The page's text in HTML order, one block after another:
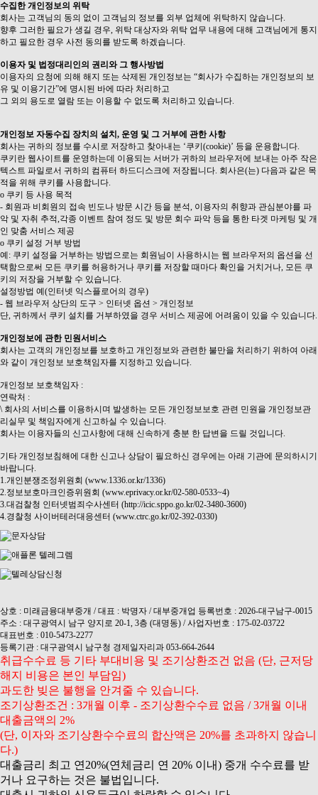
수집한 개인정보의 위탁
회사는 고객님의 동의 없이 고객님의 정보를 외부 업체에 위탁하지 않습니다.
향후 그러한 필요가 생길 경우, 위탁 대상자와 위탁 업무 내용에 대해 고객님에게 통지
하고 필요한 경우 사전 동의를 받도록 하겠습니다.
이용자 및 법정대리인의 권리와 그 행사방법
이용자의 요청에 의해 해지 또는 삭제된 개인정보는 “회사가 수집하는 개인정보의 보
유 및 이용기간”에 명시된 바에 따라 처리하고
그 외의 용도로 열람 또는 이용할 수 없도록 처리하고 있습니다.
개인정보 자동수집 장치의 설치, 운영 및 그 거부에 관한 사항
회사는 귀하의 정보를 수시로 저장하고 찾아내는 ‘쿠키(cookie)’ 등을 운용합니다.
쿠키란 웹사이트를 운영하는데 이용되는 서버가 귀하의 브라우저에 보내는 아주 작은
텍스트 파일로서 귀하의 컴퓨터 하드디스크에 저장됩니다. 회사은(는) 다음과 같은 목
적을 위해 쿠키를 사용합니다.
ο 쿠키 등 사용 목적
- 회원과 비회원의 접속 빈도나 방문 시간 등을 분석, 이용자의 취향과 관심분야를 파
악 및 자취 추적,각종 이벤트 참여 정도 및 방문 회수 파악 등을 통한 타겟 마케팅 및 개
인 맞춤 서비스 제공
ο 쿠키 설정 거부 방법
예: 쿠키 설정을 거부하는 방법으로는 회원님이 사용하시는 웹 브라우저의 옵션을 선
택함으로써 모든 쿠키를 허용하거나 쿠키를 저장할 때마다 확인을 거치거나, 모든 쿠
키의 저장을 거부할 수 있습니다.
설정방법 예(인터넷 익스플로어의 경우)
- 웹 브라우저 상단의 도구 > 인터넷 옵션 > 개인정보
단, 귀하께서 쿠키 설치를 거부하였을 경우 서비스 제공에 어려움이 있을 수 있습니다.
개인정보에 관한 민원서비스
회사는 고객의 개인정보를 보호하고 개인정보와 관련한 불만을 처리하기 위하여 아래
와 같이 개인정보 보호책임자를 지정하고 있습니다.
개인정보 보호책임자 :
연락처 :
\ 회사의 서비스를 이용하시며 발생하는 모든 개인정보보호 관련 민원을 개인정보관
리실무 및 책임자에게 신고하실 수 있습니다.
회사는 이용자들의 신고사항에 대해 신속하게 충분 한 답변을 드릴 것입니다.
기타 개인정보침해에 대한 신고나 상담이 필요하신 경우에는 아래 기관에 문의하시기
바랍니다.
1.개인분쟁조정위원회 (www.1336.or.kr/1336)
2.정보보호마크인증위원회 (www.eprivacy.or.kr/02-580-0533~4)
3.대검찰청 인터넷범죄수사센터 (http://icic.sppo.go.kr/02-3480-3600)
4.경찰청 사이버테러대응센터 (www.ctrc.go.kr/02-392-0330)
상호 : 미래금융대부중개 / 대표 : 박명자 / 대부중개업 등록번호 : 2026-대구남구-0015
주소 : 대구광역시 남구 양지로 20-1, 3층 (대명동) / 사업자번호 : 175-02-03722
대표번호 : 010-5473-2277
등록기관 : 대구광역시 남구청 경제일자리과 053-664-2644
취급수수료 등 기타 부대비용 및 조기상환조건 없음 (단, 근저당
해지 비용은 본인 부담임)
과도한 빚은 불행을 안겨줄 수 있습니다.
조기상환조건 : 3개월 이후 - 조기상환수수료 없음 / 3개월 이내
대출금액의 2%
(단, 이자와 조기상환수수료의 합산액은 20%를 초과하지 않습니
다.)
대출금리 최고 연20%(연체금리 연 20% 이내) 중개 수수료를 받
거나 요구하는 것은 불법입니다.